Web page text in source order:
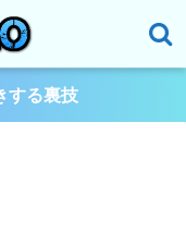
する裏技